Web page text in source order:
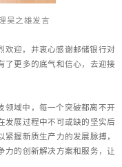
吴之雄发言
欢迎，并衷心感谢邮储银行对
了更多的底气和信心，去迎接
领域中，每一个突破都离不开
发展过程中不可或缺的坚实后
握新质生产力的发展脉搏，
力的创新解决方案和服务，让